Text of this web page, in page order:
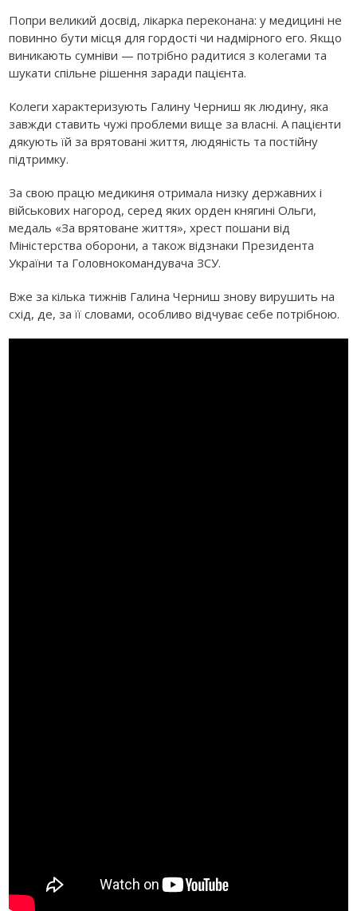
Попри великий досвід, лікарка переконана: у медицині не
повинно бути місця для гордості чи надмірного его. Якщо
виникають сумніви — потрібно радитися з колегами та
шукати спільне рішення заради пацієнта.
Колеги характеризують Галину Черниш як людину, яка
завжди ставить чужі проблеми вище за власні. А пацієнти
дякують їй за врятовані життя, людяність та постійну
підтримку.
За свою працю медикиня отримала низку державних і
військових нагород, серед яких орден княгині Ольги,
медаль «За врятоване життя», хрест пошани від
Міністерства оборони, а також відзнаки Президента
України та Головнокомандувача ЗСУ.
Вже за кілька тижнів Галина Черниш знову вирушить на
схід, де, за її словами, особливо відчуває себе потрібною.